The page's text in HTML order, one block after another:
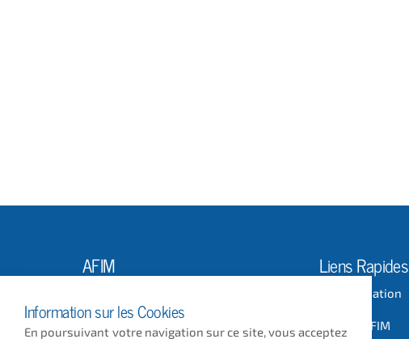
AFIM
75015 PARIS
Liens Rapides
L'Association
Actus AFIM
Information sur les Cookies
En poursuivant votre navigation sur ce site, vous acceptez